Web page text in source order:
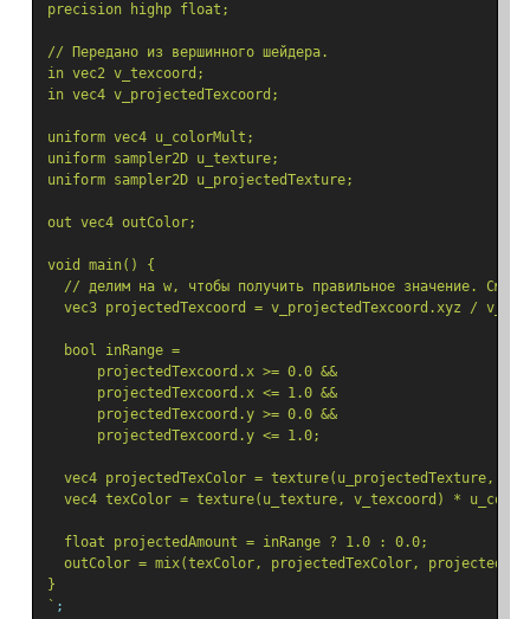
precision highp float;
// Передано из вершинного шейдера.
in vec2 v_texcoord;
in vec4 v_projectedTexcoord;
uniform vec4 u_colorMult;
uniform sampler2D u_texture;
uniform sampler2D u_projectedTexture;
out vec4 outColor;
void main() {
// делим на w, чтобы получить правильное значение. См.
vec3 projectedTexcoord = v_projectedTexcoord.xyz /
  bool inRange =
      projectedTexcoord.x >= 0.0 &&
      projectedTexcoord.x <= 1.0 &&
      projectedTexcoord.y >= 0.0 &&
      projectedTexcoord.y <= 1.0;
vec4 projectedTexColor = texture(u_projectedTexture,
vec4 texColor = texture(u_texture, v_texcoord) *
  float projectedAmount = inRange ? 1.0 : 0.0;
outColor = mix(texColor, projectedTexColor,
}
` ;